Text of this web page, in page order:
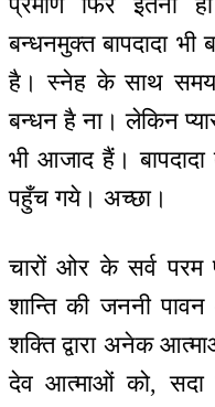
बन्धनमुक्त बापदादा
है। स्नेह के साथ समय
बन्धन है ना। लेकिन
भी आजाद हैं।
पहुँच गये। अच्छा।
चारों ओर के सर्व
शान्ति की जननी
शक्ति द्वारा अनेक
देव आत्माओं को, सदा